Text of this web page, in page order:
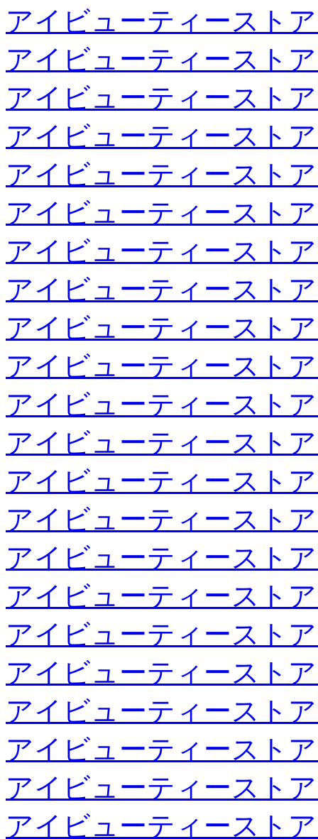
アイビューティースト
アイビューティースト
アイビューティースト
アイビューティースト
アイビューティースト
アイビューティースト
アイビューティースト
アイビューティースト
アイビューティースト
アイビューティースト
アイビューティースト
アイビューティースト
アイビューティースト
アイビューティースト
アイビューティースト
アイビューティースト
アイビューティースト
アイビューティースト
アイビューティースト
アイビューティースト
アイビューティースト
アイビューティースト